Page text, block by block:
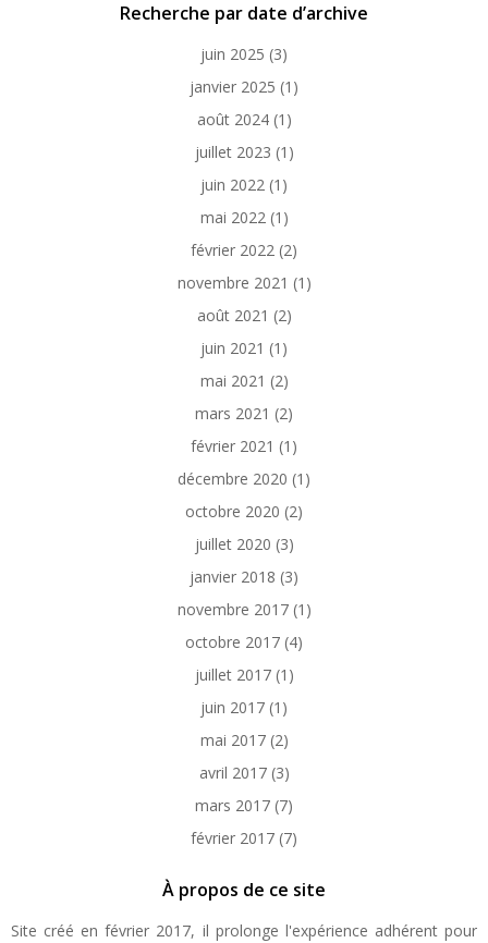
Recherche par date d’archive
juin 2025 (3)
janvier 2025 (1)
août 2024(1)
juillet 2023 (1)
juin 2022 (1)
mai 2022(1)
février 2022 (2)
novembre 2021 (1)
août 2021 (2)
juin 2021 (1)
mai 2021 (2)
mars 2021 (2)
février 2021 (1)
décembre 2020 (1)
octobre 2020 (2)
juillet 2020 (3)
janvier 2018 (3)
novembre 2017(1)
octobre 2017 (4)
juillet 2017(1)
juin 2017 (1)
mai 2017(2)
avril 2017(3)
mars 2017 (7)
février 2017 (7)
À propos de ce site
Site créé en février 2017, il prolonge l'expérience adhérent pour